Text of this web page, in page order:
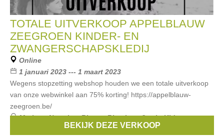
TOTALE UITVERKOOP APPELBLAUW
ZEEGROEN KINDER- EN
ZWANGERSCHAPSKLEDIJ
Online
1 januari 2023 --- 1 maart 2023
Wegens stopzetting webshop houden we een totale uitverkoop
van onze webwinkel aan 75% korting! https://appelblauw-
zeegroen.be/
Merken:Noppies,Rita co Rita,Love2wait,Kidscase,
BEKIJK DEZE VERKOOP